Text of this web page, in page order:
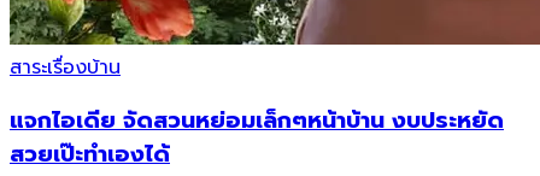
สาระเรื่องบ้าน
แจกไอเดีย จัดสวนหย่อมเล็กๆหน้าบ้าน งบประหยัด
สวยเป๊ะทำเองได้